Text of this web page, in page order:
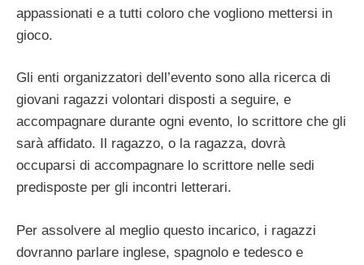
appassionati e a tutti coloro che vogliono mettersi in
gioco.
Gli enti organizzatori dell’evento sono alla ricerca di
giovani ragazzi volontari disposti a seguire, e
accompagnare durante ogni evento, lo scrittore che gli
sarà affidato. Il ragazzo, o la ragazza, dovrà
occuparsi di accompagnare lo scrittore nelle sedi
predisposte per gli incontri letterari.
Per assolvere al meglio questo incarico, i ragazzi
dovranno parlare inglese, spagnolo e tedesco e